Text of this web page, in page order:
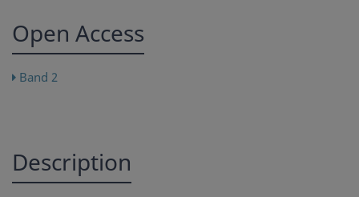
Open Access
Band 2
Description